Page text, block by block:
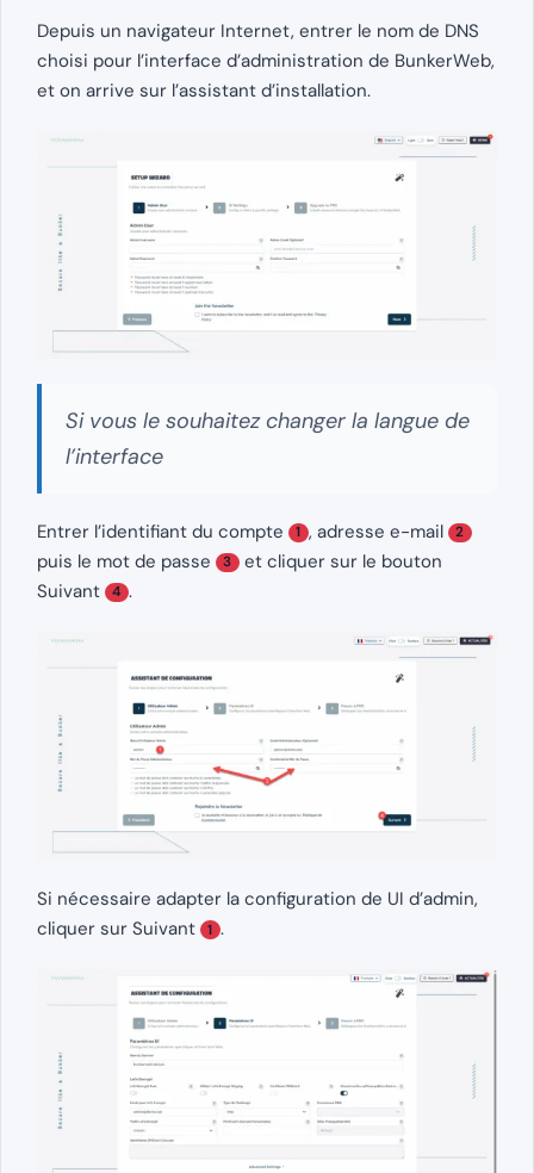
Depuis un navigateur Internet, entrer le nom de DNS
choisi pour l’interface d’administration de BunkerWeb,
et on arrive sur l’assistant d’installation.
Si vous le souhaitez changer la langue de
l’interface
Entrer l’identifiant du compte 1 , adresse e-mail 2
puis le mot de passe 3 et cliquer sur le bouton
Suivant
4 .
Si nécessaire adapter la configuration de UI d’admin,
cliquer sur Suivant
1 .